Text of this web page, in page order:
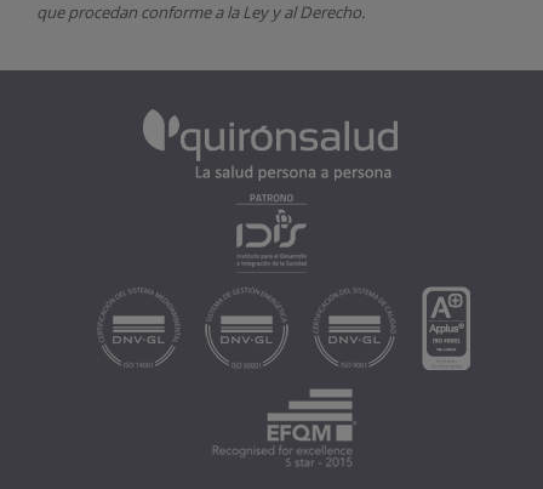
que procedan conforme a la Ley y al Derecho.